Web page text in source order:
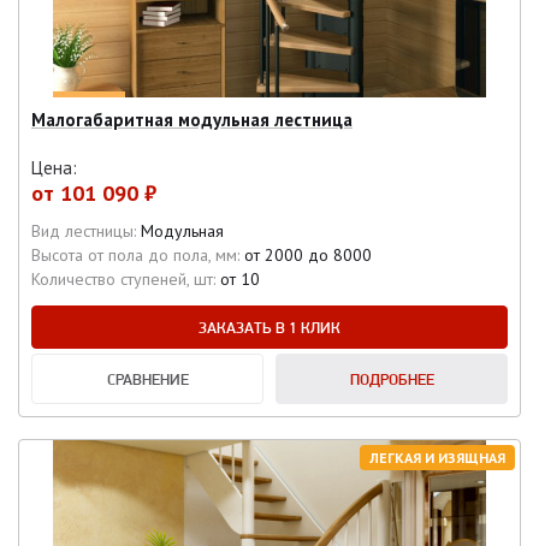
Малогабаритная модульная лестница
Цена:
от 101 090 ₽
Вид лестницы: Модульная
Высота от пола до пола, мм: от 2000 до 8000
Количество ступеней, шт: от 10
ЗАКАЗАТЬ В 1 КЛИК
СРАВНЕНИЕ ПОДРОБНЕЕ
ЛЕГКАЯ И ИЗЯЩНАЯ